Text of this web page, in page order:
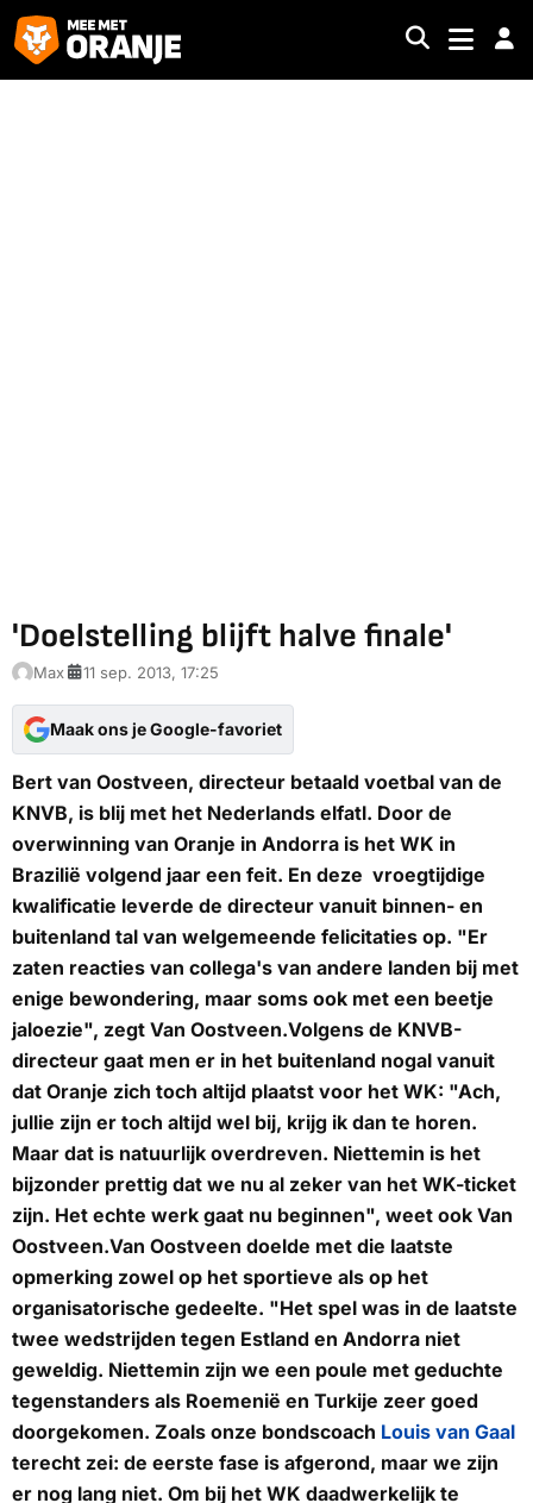
'Doelstelling blijft halve finale'
Max 11 sep. 2013, 17:25
Maak ons je Google-favoriet
Bert van Oostveen, directeur betaald voetbal van de
KNVB, is blij met het Nederlands elfatl. Door de
overwinning van Oranje in Andorra is het WK in
Brazilië volgend jaar een feit. En deze vroegtijdige
kwalificatie leverde de directeur vanuit binnen- en
buitenland tal van welgemeende felicitaties op. "Er
zaten reacties van collega's van andere landen bij met
enige bewondering, maar soms ook met een beetje
jaloezie", zegt Van Oostveen.Volgens de KNVB-
directeur gaat men er in het buitenland nogal vanuit
dat Oranje zich toch altijd plaatst voor het WK: "Ach,
jullie zijn er toch altijd wel bij, krijg ik dan te horen.
Maar dat is natuurlijk overdreven. Niettemin is het
bijzonder prettig dat we nu al zeker van het WK-ticket
zijn. Het echte werk gaat nu beginnen", weet ook Van
Oostveen.Van Oostveen doelde met die laatste
opmerking zowel op het sportieve als op het
organisatorische gedeelte. "Het spel was in de laatste
twee wedstrijden tegen Estland en Andorra niet
geweldig. Niettemin zijn we een poule met geduchte
tegenstanders als Roemenië en Turkije zeer goed
doorgekomen. Zoals onze bondscoach Louis van Gaal
terecht zei: de eerste fase is afgerond, maar we zijn
er nog lang niet. Om bij het WK daadwerkelijk te